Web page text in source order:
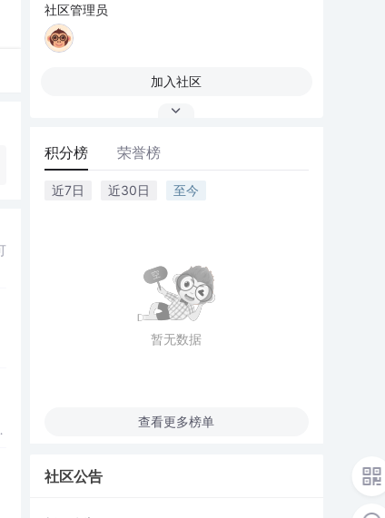
社区管理员
加入社区
积分榜 荣誉榜
近7日 近30日 至今
暂无数据
查看更多榜单
社区公告